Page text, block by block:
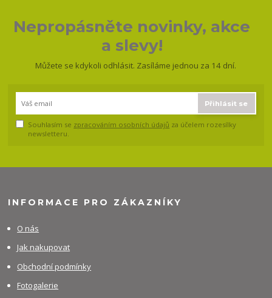
Nepropásněte novinky, akce
a slevy!
Můžete se kdykoli odhlásit. Zasíláme jednou za 14 dní.
Přihlásit se
Souhlasím se zpracováním osobních údajů za účelem rozesílky
newsletteru.
INFORMACE PRO ZÁKAZNÍKY
O nás
Jak nakupovat
Obchodní podmínky
Fotogalerie